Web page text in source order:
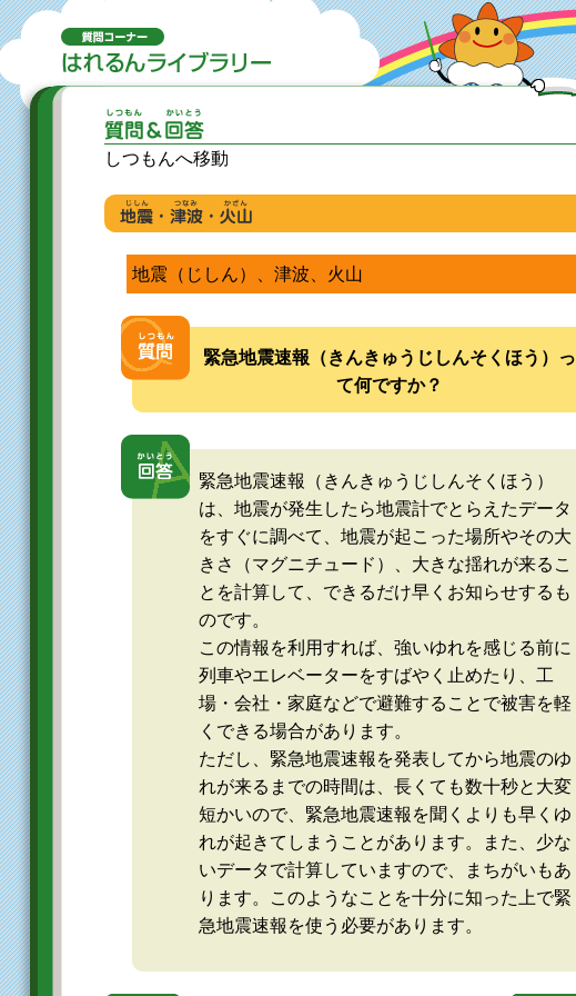
しつもんへ移動
地震（じしん）、津波、火山
緊急地震速報（きんきゅうじしんそくほう）っ
て何ですか？
緊急地震速報（きんきゅうじしんそくほう）
は、地震が発生したら地震計でとらえたデータ
をすぐに調べて、地震が起こった場所やその大
きさ（マグニチュード）、大きな揺れが来るこ
とを計算して、できるだけ早くお知らせするも
のです。
この情報を利用すれば、強いゆれを感じる前に
列車やエレベーターをすばやく止めたり、工
場・会社・家庭などで避難することで被害を軽
くできる場合があります。
ただし、緊急地震速報を発表してから地震のゆ
れが来るまでの時間は、長くても数十秒と大変
短かいので、緊急地震速報を聞くよりも早くゆ
れが起きてしまうことがあります。また、少な
いデータで計算していますので、まちがいもあ
ります。このようなことを十分に知った上で緊
急地震速報を使う必要があります。